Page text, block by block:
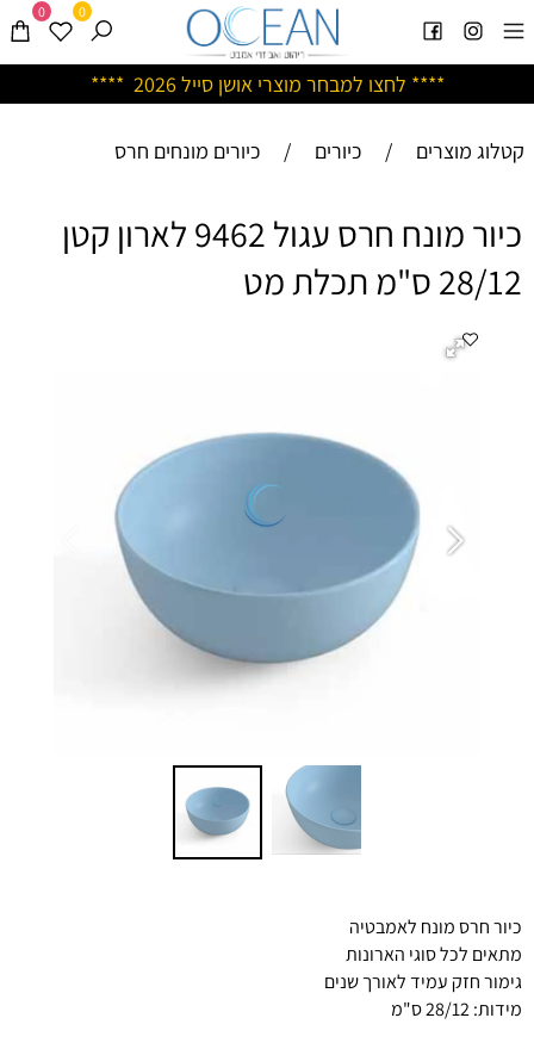
**** לחצו למבחר מוצרי אושן סייל 2026 ****
0 0
קטלוג מוצרים / כיורים / כיורים מונחים חרס
כיור מונח חרס עגול 9462 לארון קטן
28/12 ס"מ תכלת מט
כיור חרס מונח לאמבטיה
מתאים לכל סוגי הארונות
גימור חזק עמיד לאורך שנים
מידות: 28/12 ס"מ